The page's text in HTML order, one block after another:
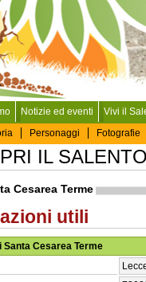
Personaggi Fotografie
Notizie ed eventi Vivi il
IL
Cesarea Terme
utili
Santa Cesarea Terme